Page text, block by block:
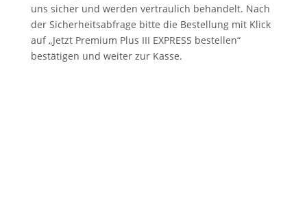
uns sicher und werden vertraulich behandelt. Nach
der Sicherheitsabfrage bitte die Bestellung mit Klick
auf „Jetzt Premium Plus III EXPRESS bestellen“
bestätigen und weiter zur Kasse.